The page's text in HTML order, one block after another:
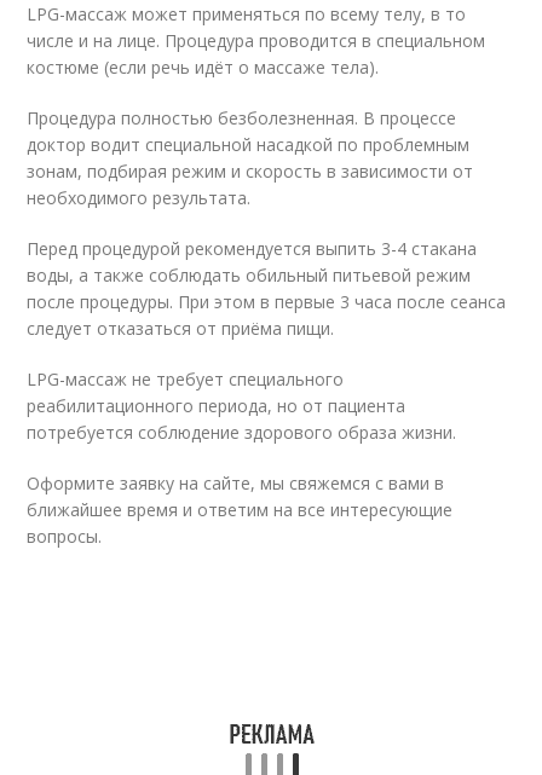
LPG-массаж может применяться по всему телу, в то
числе и на лице. Процедура проводится в специальном
костюме (если речь идёт о массаже тела).
Процедура полностью безболезненная. В процессе
доктор водит специальной насадкой по проблемным
зонам, подбирая режим и скорость в зависимости от
необходимого результата.
Перед процедурой рекомендуется выпить 3-4 стакана
воды, а также соблюдать обильный питьевой режим
после процедуры. При этом в первые 3 часа после сеанса
следует отказаться от приёма пищи.
LPG-массаж не требует специального
реабилитационного периода, но от пациента
потребуется соблюдение здорового образа жизни.
Оформите заявку на сайте, мы свяжемся с вами в
ближайшее время и ответим на все интересующие
вопросы.